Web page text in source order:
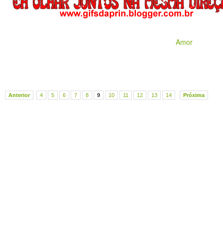
Amor
Anterior 4 5 6 7 8 9 10 11 12 13 14 Próxima